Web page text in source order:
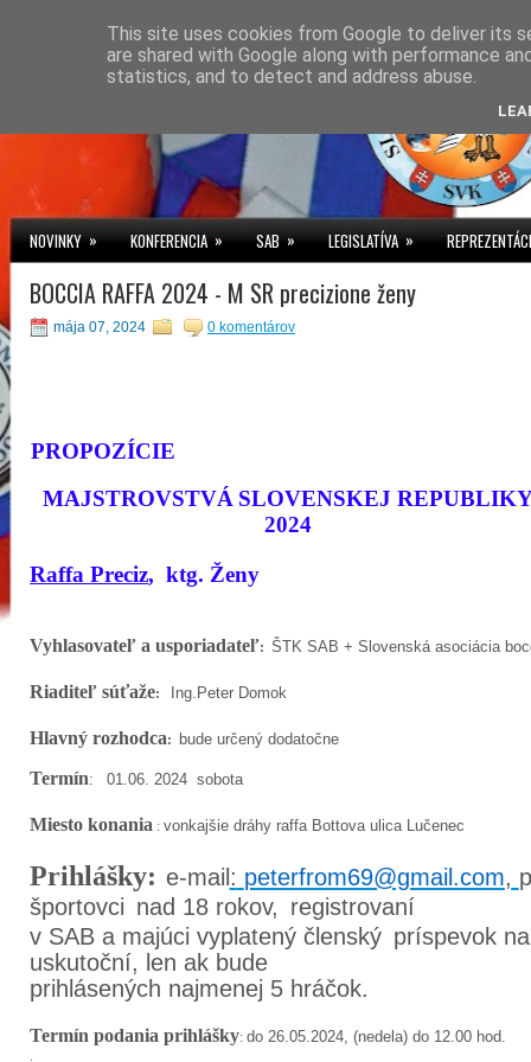
NOVINKY » KONFERENCIA » SAB » LEGISLATÍVA »
BOCCIA RAFFA 2024 - M SR precizione ženy
mája 07, 2024 0 komentárov
PROPOZÍCIE
MAJSTROVSTVÁ SLOVENSKEJ
2024
Raffa Preciz, ktg. Ženy
Vyhlasovateľ a usporiadateľ: ŠTK SAB + Slovenská asociácia
Riaditeľ súťaže: Ing.Peter Domok
Hlavný rozhodca: bude určený dodatočne
Termín: 01.06. 2024 sobota
Miesto konania : vonkajšie dráhy raffa Bottova ulica Lučenec
Prihlášky: e-mail : peterfrom69@gmail.com, p
športovci nad 18 rokov, registrovaní
v SAB a majúci vyplatený členský príspevok na
uskutoční, len ak bude
prihlásených najmenej 5 hráčok.
Termín podania prihlášky: do26.05.2024, (nedela) do12.00 hod.
This site uses cookies from Google to deliver its
are shared with Google along with performance
statistics, and to detect and address abuse.